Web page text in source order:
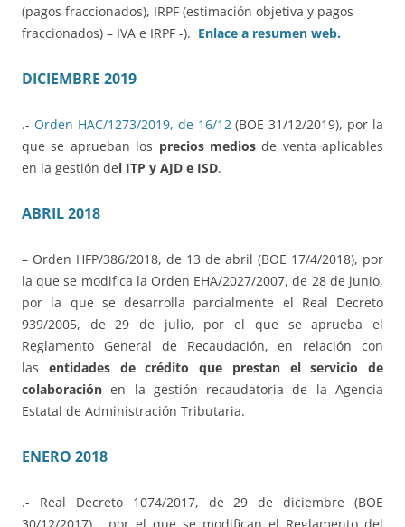
(pagos fraccionados), IRPF (estimación objetiva y pagos
fraccionados) – IVA e IRPF -). Enlace a resumen web.
DICIEMBRE 2019
.- Orden HAC/1273/2019, de 16/12(BOE 31/12/2019), por la
que se aprueban los precios mediosde venta aplicables
en la gestión del ITP y AJD e ISD.
ABRIL 2018
– Orden HFP/386/2018, de 13 de abril (BOE 17/4/2018), por
la que se modifica la Orden EHA/2027/2007, de 28 de junio,
por la que se desarrolla parcialmente el Real Decreto
939/2005, de 29 de julio, por el que se aprueba el
Reglamento General de Recaudación, en relación con
las entidades de crédito que prestan el servicio de
colaboración en la gestión recaudatoria de la Agencia
Estatal de Administración Tributaria.
ENERO 2018
.- Real Decreto 1074/2017, de 29 de diciembre (BOE